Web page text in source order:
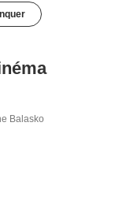
Balasko